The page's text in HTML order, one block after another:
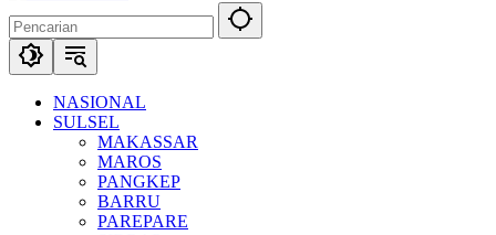
NASIONAL
SULSEL
MAKASSAR
MAROS
PANGKEP
BARRU
PAREPARE